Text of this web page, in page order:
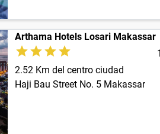
Arthama Hotels Losari Makassar
2.52 Km del centro ciudad
Haji Bau Street No. 5 Makassar